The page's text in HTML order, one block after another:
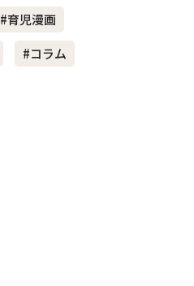
#育休
#育児漫画
#コラム